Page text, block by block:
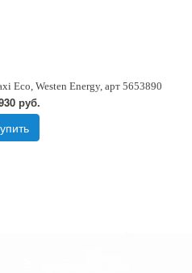
Eco, Westen Energy, арт 5653890
руб.